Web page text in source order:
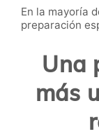
En la mayoría
preparación
Una
más